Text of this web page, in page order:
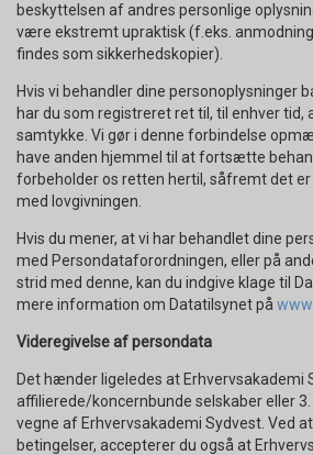
beskyttelsen af andres personlige
være ekstremt upraktisk (f.eks.
findes som sikkerhedskopier).
Hvis vi behandler dine personoplysninger
har du som registreret ret til, til enhver
samtykke. Vi gør i denne forbindelse
have anden hjemmel til at fortsætte
forbeholder os retten hertil, såfremt det
med lovgivningen.
Hvis du mener, at vi har behandlet dine
med Persondataforordningen, eller på
strid med denne, kan du indgive klage til
mere information om Datatilsynet på
Videregivelse af persondata
Det hænder ligeledes at Erhvervsakademi
affilierede/koncernbunde selskaber eller
vegne af Erhvervsakademi Sydvest. Ved
betingelser, accepterer du også at